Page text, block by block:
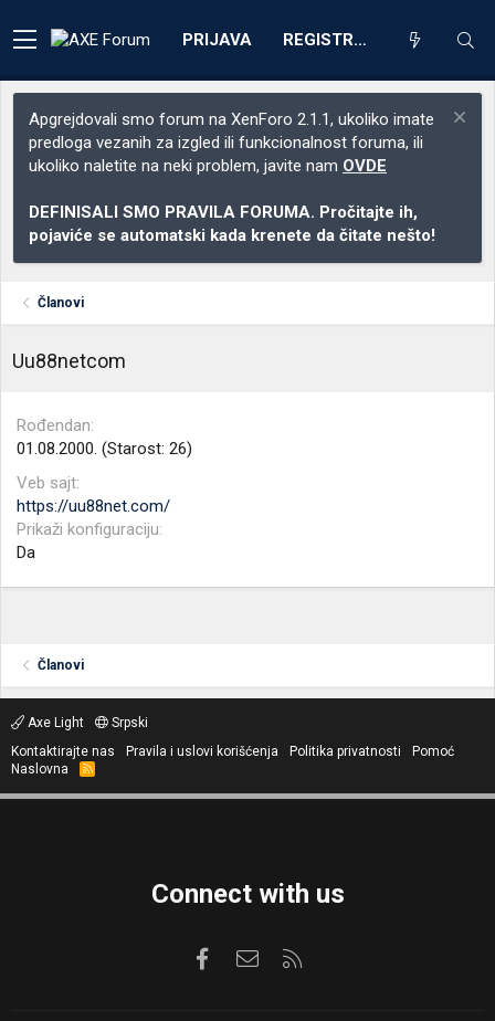
PRIJAVA REGISTRACIJA
Apgrejdovali smo forum na XenForo 2.1.1, ukoliko imate
predloga vezanih za izgled ili funkcionalnost foruma, ili
ukoliko naletite na neki problem, javite nam OVDE
DEFINISALI SMO PRAVILA FORUMA. Pročitajte ih,
pojaviće se automatski kada krenete da čitate nešto!
Članovi
Uu88netcom
Rođendan
01.08.2000. (Starost: 26)
Veb sajt
https://uu88net.com/
Prikaži konfiguraciju
Da
Članovi
Axe Light
Srpski
Kontaktirajte nas
Pravila i uslovi korišćenja Politika privatnosti
Pomoć
Naslovna
R
S
Connect with us
FacebookKontaktirajte nas